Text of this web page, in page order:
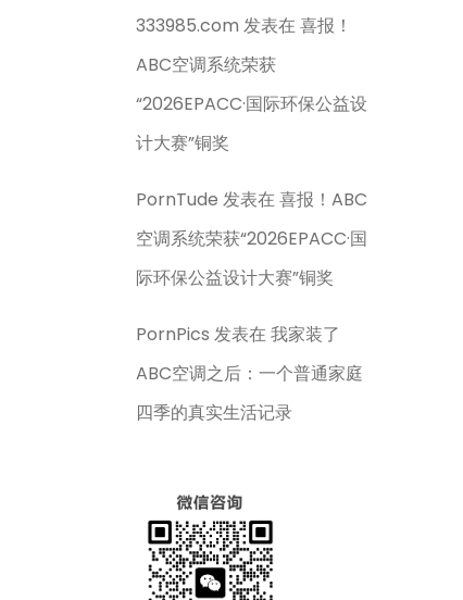
333985.com 发表在喜报！
ABC空调系统荣获
“2026EPACC·国际环保公益设
计大赛”铜奖
PornTude 发表在喜报！ABC
空调系统荣获“2026EPACC·国
际环保公益设计大赛”铜奖
PornPics 发表在我家装了
ABC空调之后：一个普通家庭
四季的真实生活记录